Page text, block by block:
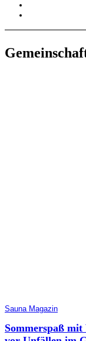
Sauna Magazin
Sommerspaß